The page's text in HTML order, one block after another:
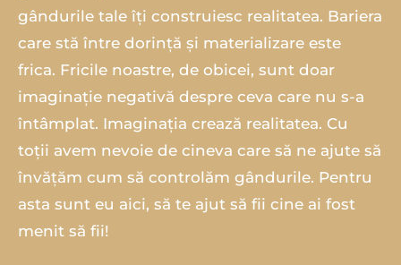
gândurile tale îți construiesc realitatea. Bariera
care stă între dorință și materializare este
frica. Fricile noastre, de obicei, sunt doar
imaginație negativă despre ceva care nu s-a
întâmplat. Imaginația crează realitatea. Cu
toții avem nevoie de cineva care să ne ajute să
învățăm cum să controlăm gândurile. Pentru
asta sunt eu aici, să te ajut să fii cine ai fost
menit să fii!